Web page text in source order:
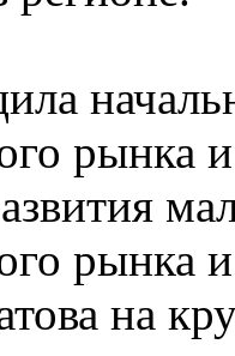
рынка
рынка
на